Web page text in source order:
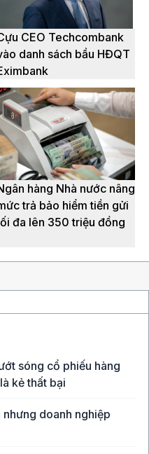
CEO Techcombank
danh sách bầu HĐQT
hàng Nhà nước nâng
trả bảo hiểm tiền gửi
đa lên 350 triệu đồng
sóng cổ phiếu hàng
kẻ thất bại
doanh nghiệp